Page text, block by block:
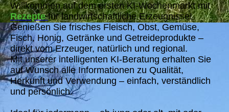
Willkommen auf dem ersten KI-Wochenmarkt mit
Rezepte für landwirtschaftliche Erzeugnisse!
Genießen Sie frisches Fleisch, Obst, Gemüse,
Fisch, Honig, Getränke und Getreideprodukte –
direkt vom Erzeuger, natürlich und regional.
Mit unserer intelligenten KI-Beratung erhalten Sie
auf Wunsch alle Informationen zu Qualität,
Herkunft und Verwendung – einfach, verständlich
und persönlich.